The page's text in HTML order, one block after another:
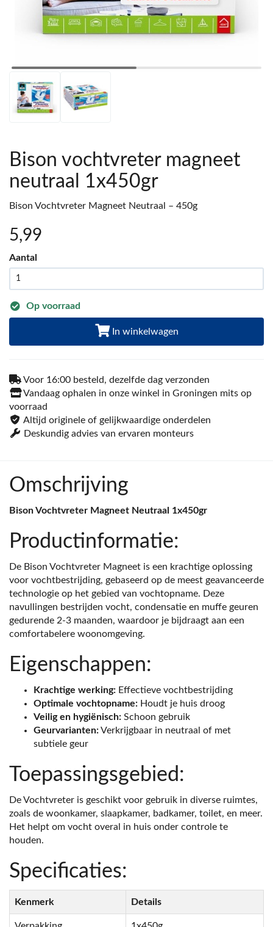
Bison vochtvreter magneet
neutraal 1x450gr
Bison Vochtvreter Magneet Neutraal – 450g
5,99
Aantal
Op voorraad
In winkelwagen
Voor 16:00 besteld, dezelfde dag verzonden
Vandaag ophalen in onze winkel in Groningen mits op
voorraad
Altijd originele of gelijkwaardige onderdelen
Deskundig advies van ervaren monteurs
Omschrijving
Bison Vochtvreter Magneet Neutraal 1x450gr
Productinformatie:
De Bison Vochtvreter Magneet is een krachtige oplossing
voor vochtbestrijding, gebaseerd op de meest geavanceerde
technologie op het gebied van vochtopname. Deze
navullingen bestrijden vocht, condensatie en muffe geuren
gedurende 2-3 maanden, waardoor je bijdraagt aan een
comfortabelere woonomgeving.
Eigenschappen:
Krachtige werking: Effectieve vochtbestrijding
Optimale vochtopname: Houdt je huis droog
Veilig en hygiënisch: Schoon gebruik
Geurvarianten:Verkrijgbaar in neutraal of met
subtiele geur
Toepassingsgebied:
De Vochtvreter is geschikt voor gebruik in diverse ruimtes,
zoals de woonkamer, slaapkamer, badkamer, toilet, en meer.
Het helpt om vocht overal in huis onder controle te
houden.
Specificaties:
Kenmerk Details